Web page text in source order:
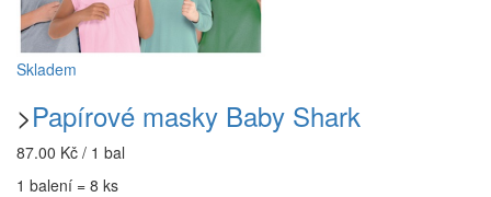
Skladem
>Papírové masky Baby Shark
87.00 Kč / 1 bal
1 balení = 8 ks